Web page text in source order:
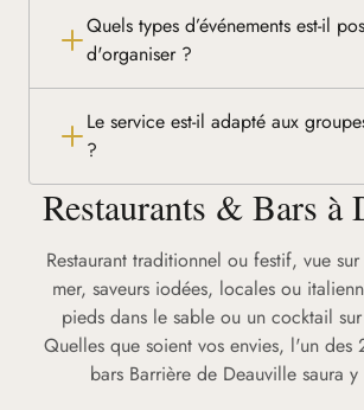
Quels types d’événements est-il
d'organiser ?
Le service est-il adapté aux
?
Restaurants & Bars à
Restaurant traditionnel ou festif, vue
mer, saveurs iodées, locales ou
pieds dans le sable ou un cocktail
Quelles que soient vos envies, l'un des
bars Barrière de Deauville saura